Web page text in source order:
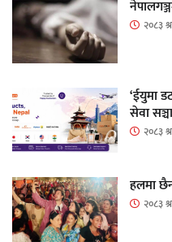
२०८३
‘ईयुमा
सेवा
२०८३
हलमा
२०८३